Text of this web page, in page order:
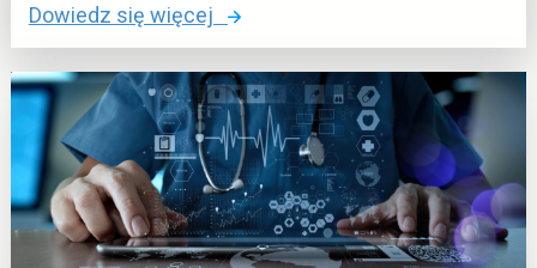
s
t
y
c
z
n
e
Dowiedz się więcej
o
:
R
a
p
o
r
t
o